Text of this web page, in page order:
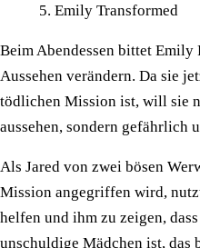
Emily Transformed
Beim Abendessen bittet
Aussehen verändern. Da sie
tödlichen Mission ist, will sie
aussehen, sondern gefährlich
Als Jared von zwei bösen
Mission angegriffen wird,
helfen und ihm zu zeigen,
unschuldige Mädchen ist, das